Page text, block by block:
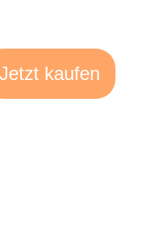
Jetzt kaufen